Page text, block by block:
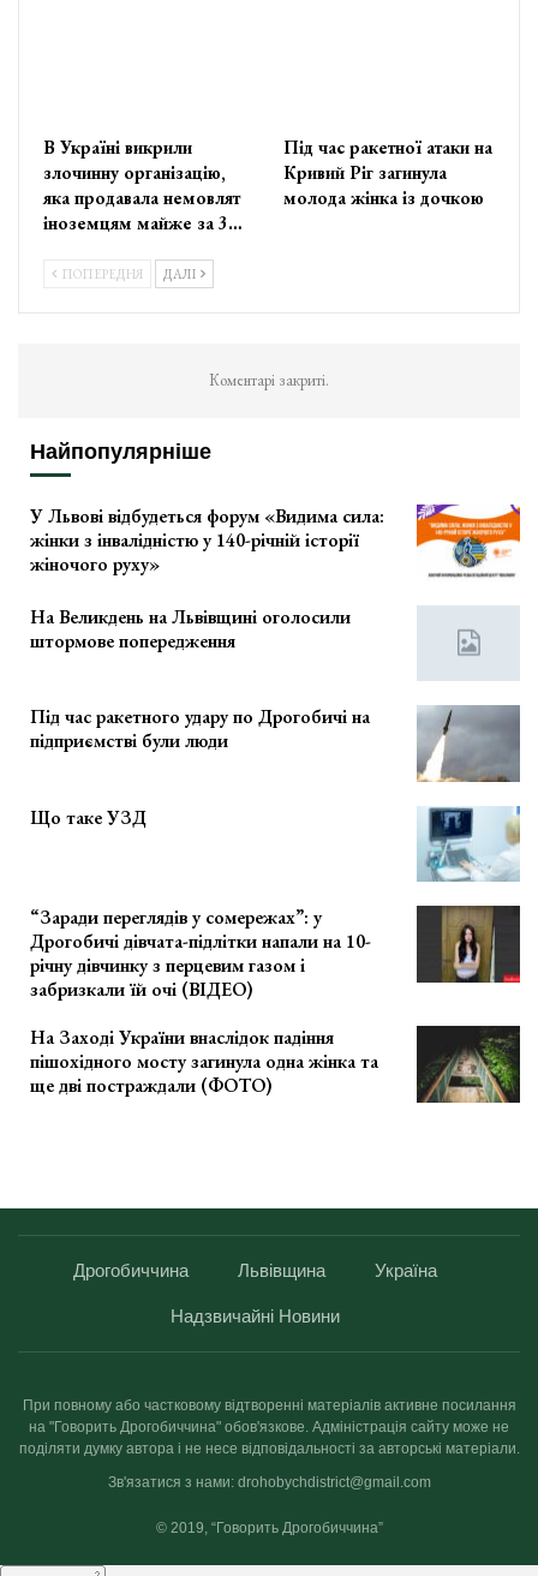
В Україні викрили
злочинну організацію,
яка продавала немовлят
іноземцям майже за 3…
Під час ракетної атаки на
Кривий Ріг загинула
молода жінка із дочкою
ПОПЕРЕДНЯ ДАЛІ
Коментарі закриті.
Найпопулярніше
У Львові відбудеться форум «Видима сила:
жінки з інвалідністю у 140-річній історії
жіночого руху»
На Великдень на Львівщині оголосили
штормове попередження
Під час ракетного удару по Дрогобичі на
підприємстві були люди
Що таке УЗД
“Заради переглядів у сомережах”: у
Дрогобичі дівчата-підлітки напали на 10-
річну дівчинку з перцевим газом і
забризкали їй очі (ВІДЕО)
На Заході України внаслідок падіння
пішохідного мосту загинула одна жінка та
ще дві постраждали (ФОТО)
Дрогобиччина Львівщина Україна
Надзвичайні Новини
При повному або частковому відтворенні матеріалів активне посилання
на "Говорить Дрогобиччина" обов'язкове. Адміністрація сайту може не
поділяти думку автора і не несе відповідальності за авторські матеріали.
Зв'язатися з нами: drohobychdistrict@gmail.com
© 2019, “Говорить Дрогобиччина”